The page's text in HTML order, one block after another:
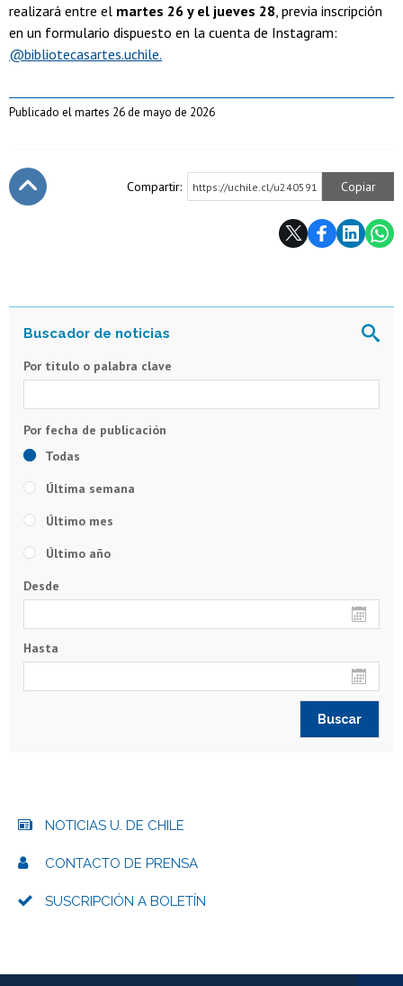
realizará entre el martes 26 y el jueves 28 , previa inscripción
en un formulario dispuesto en la cuenta de Instagram:
@bibliotecasartes.uchile.
Publicado el martes 26 de mayo de 2026
Compartir: https://uchile.cl/u240591 Copiar
Por título o palabra clave
Todas
Última semana
Último mes
Último año
Desde
Hasta
NOTICIAS U. DE CHILE
CONTACTO DE PRENSA
SUSCRIPCIÓN A BOLETÍN